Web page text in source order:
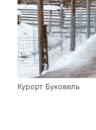
Курорт Буковель